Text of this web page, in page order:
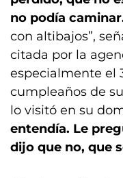
no podía
con altibajos”,
citada por la
especialmente el
cumpleaños de
lo visitó en su
entendía. Le
dijo que no, que